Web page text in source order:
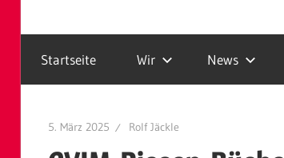
Startseite Wir News
5. März 2025 Rolf Jäckle